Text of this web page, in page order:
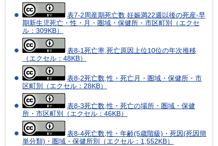
表7-2周産期死亡数,妊娠満22週以後の死産-早
期新生児死亡・性・月・圏域・保健所・市区町別（エクセ
ル：309KB）
表8-1死亡率,死亡原因上位10位の年次推移
（エクセル：48KB）
表8-2死亡数,性・死亡月・圏域・保健所・市
区町別（エクセル：28KB）
表8-3死亡数,性・死亡の場所・圏域・保健
所・市区町別（エクセル：46KB）
表8-4死亡数,性・年齢(5歳階級)・死因(死因簡
単分類)・圏域・保健所別（エクセル：1,552KB）